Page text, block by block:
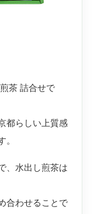
茶 詰合せで
都らしい上質感
。
、水出し煎茶は
合わせることで